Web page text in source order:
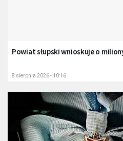
Powiat słupski wnioskuje o
8 sierpnia 2026 - 10:16